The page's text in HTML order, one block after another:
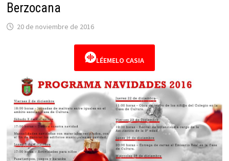
Berzocana
20 de noviembre de 2016
LÉEMELO CASIA